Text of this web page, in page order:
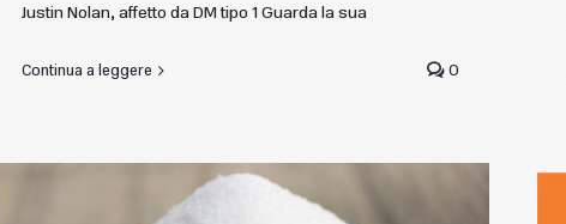
Justin Nolan, affetto da DM tipo 1 Guarda la sua
Continua a leggere 0